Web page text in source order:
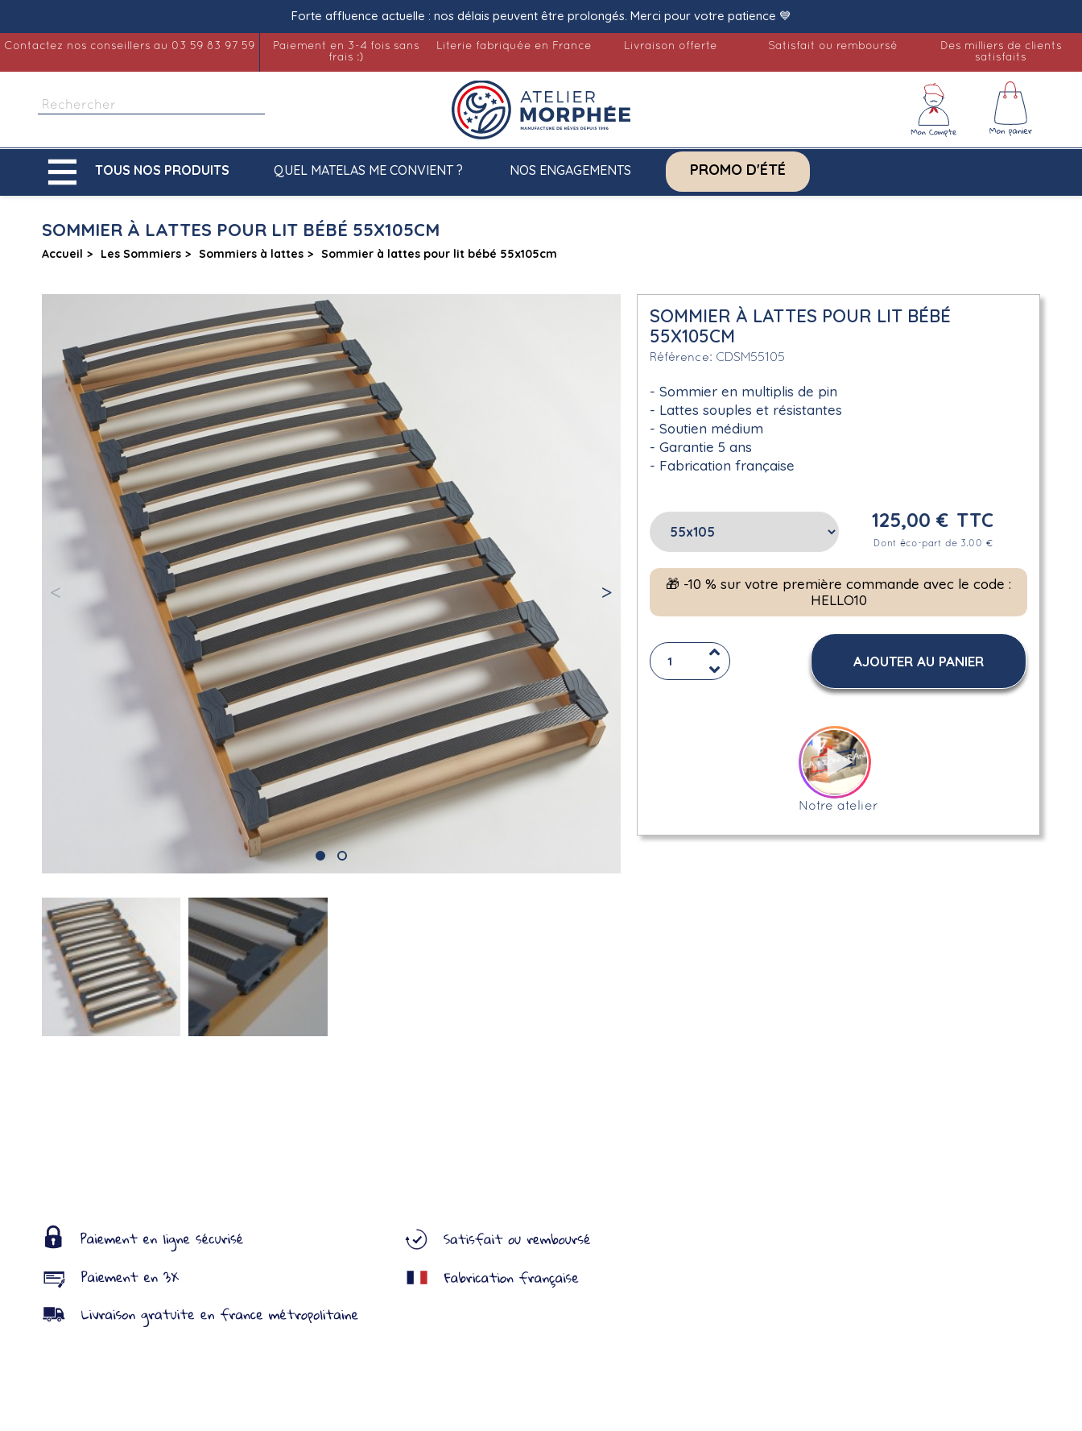
Forte affluence actuelle : nos délais peuvent être prolongés. Merci pour votre patience 💙
Contactez nos conseillers au 03 59 83 97 59
Paiement en 3-4 fois sans
frais :)
Literie fabriquée en France Livraison offerte Satisfait ou remboursé
Des milliers de clients
satisfaits
 TOUS NOS PRODUITS QUEL MATELAS ME CONVIENT ? NOS ENGAGEMENTS PROMO D'ÉTÉ
SOMMIER À LATTES POUR LIT BÉBÉ 55X105CM
Accueil Les Sommiers Sommiers à lattes Sommier à lattes pour lit bébé 55x105cm
SOMMIER À LATTES POUR LIT BÉBÉ
55X105CM
Référence CDSM55105
Sommier en multiplis de pin
Lattes souples et résistantes
Soutien médium
Garantie 5 ans
Fabrication française
125,00 € TTC
Dont éco-part de 3.00 €
🎁 -10 % sur votre première commande avec le code :
HELLO10
AJOUTER AU PANIER
Notre atelier